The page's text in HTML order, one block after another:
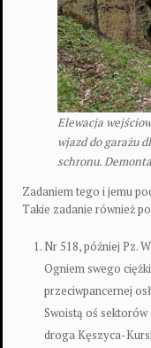
Elewacja
wjazd do garażu
schronu.
Zadaniem tego i jemu
Takie zadanie również
Nr 518, później Pz.
Ogniem swego
przeciwpancernej
Swoistą oś
droga Kęszyca-